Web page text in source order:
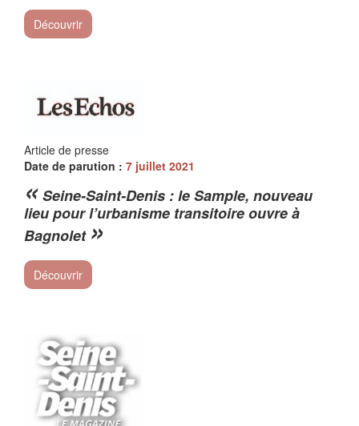
Découvrir
Article de presse
Date de parution : 7 juillet 2021
«Seine-Saint-Denis : le Sample, nouveau
lieu pour l’urbanisme transitoire ouvre à
Bagnolet»
Découvrir